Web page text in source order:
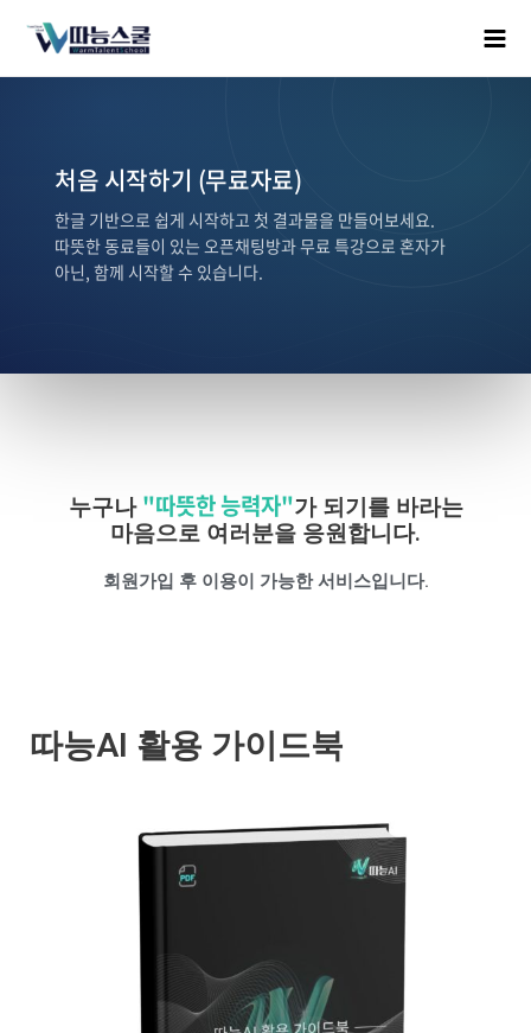
처음 시작하기 (무료자료)
한글 기반으로 쉽게 시작하고 첫 결과물을 만들어보세요.
따뜻한 동료들이 있는 오픈채팅방과 무료 특강으로 혼자가
아닌, 함께 시작할 수 있습니다.
누구나 "따뜻한 능력자"가 되기를 바라는
마음으로 여러분을 응원합니다.
회원가입 후 이용이 가능한 서비스입니다.
따능AI 활용 가이드북